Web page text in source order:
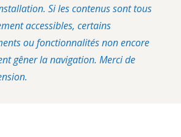
Si les contenus sont tous
accessibles, certains
ou fonctionnalités non encore
gêner la navigation. Merci de